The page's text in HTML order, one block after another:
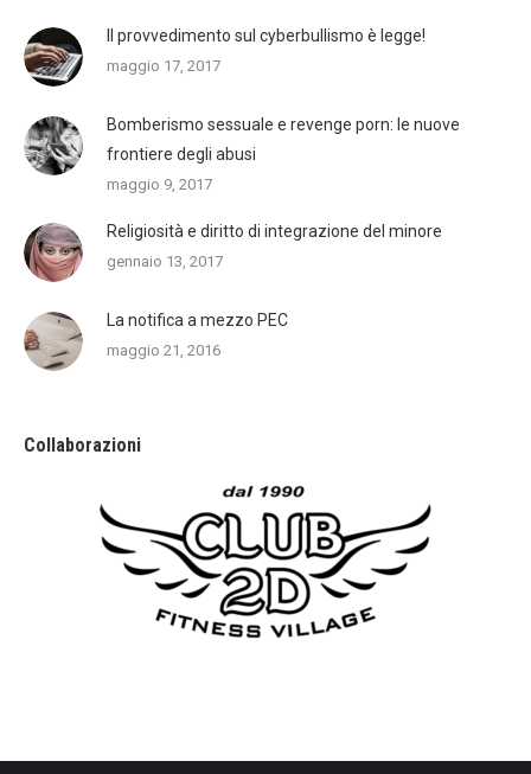
Il provvedimento sul cyberbullismo è legge!
maggio 17, 2017
Bomberismo sessuale e revenge porn: le nuove
frontiere degli abusi
maggio 9, 2017
Religiosità e diritto di integrazione del minore
gennaio 13, 2017
La notifica a mezzo PEC
maggio 21, 2016
Collaborazioni